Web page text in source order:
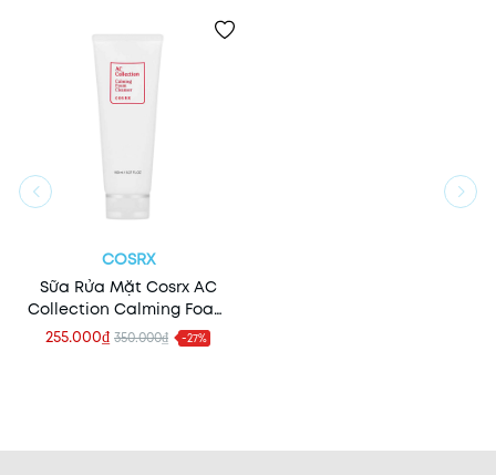
COSRX
Sữa Rửa Mặt Cosrx AC
Collection Calming Foam
Cleanser 150ml
255.000₫ 350.000₫ -27%